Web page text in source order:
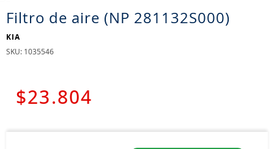
Filtro de aire (NP 281132S000)
KIA
: 1035546
$23 .804
3 .
westlake
4 .
yokohama
6.
215
8.
john deere